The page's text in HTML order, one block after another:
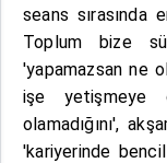
seans sırasında
Toplum bize
'yapamazsan ne
işe yetişmeye
olamadığını',
'kariyerinde